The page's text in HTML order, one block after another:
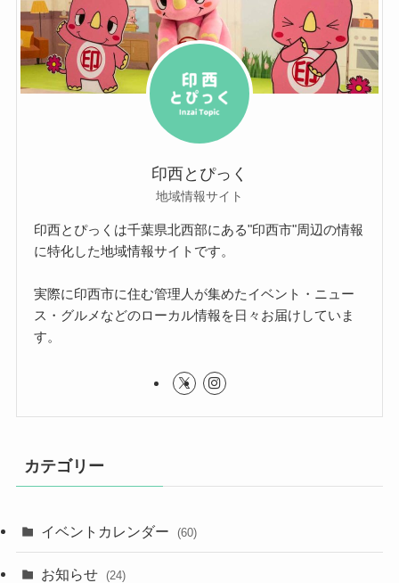
印西とぴっく
地域情報サイト
印西とぴっくは千葉県北西部にある"印西市"周辺の情報
に特化した地域情報サイトです。
実際に印西市に住む管理人が集めたイベント・ニュー
ス・グルメなどのローカル情報を日々お届けしていま
す。
カテゴリー
イベントカレンダー (60)
お知らせ (24)